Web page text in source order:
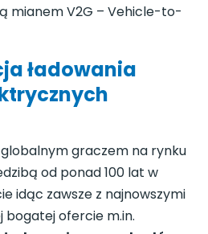
mianem V2G – Vehicle-to-
ładowania
graczem na rynku
od ponad 100 lat w
idąc zawsze z najnowszymi
bogatej ofercie m.in.